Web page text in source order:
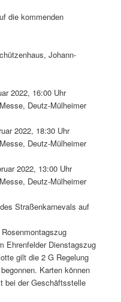
die kommenden
Johann-
2022, 16:00 Uhr
Deutz-Mülheimer
2022, 18:30 Uhr
Deutz-Mülheimer
2022, 13:00 Uhr
Deutz-Mülheimer
Straßenkarnevals auf
Ehrenfelder Dienstagszug
gilt die 2 G Regelung
Karten können
bei der Geschäftsstelle